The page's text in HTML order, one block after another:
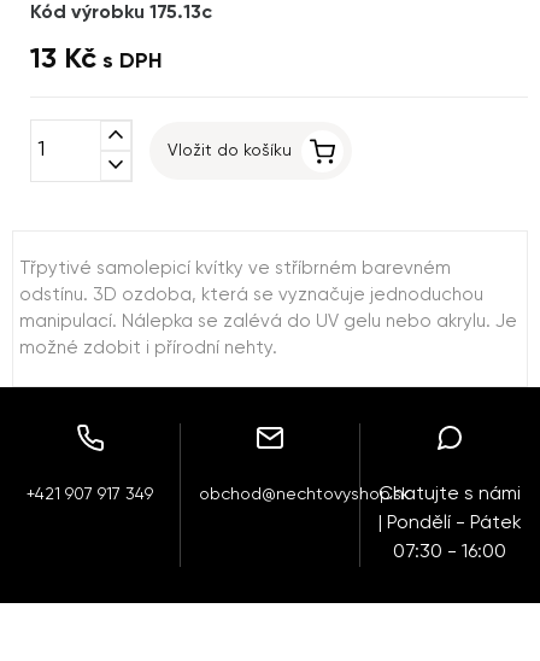
Kód výrobku 175.13c
13 Kč s DPH
expand_less
expand_more
Vložit do košíku
Třpytivé samolepicí kvítky ve stříbrném barevném
odstínu. 3D ozdoba, která se vyznačuje jednoduchou
manipulací. Nálepka se zalévá do UV gelu nebo akrylu. Je
možné zdobit i přírodní nehty.
+421 907 917 349 obchod@nechtovyshop.skChatujte s námi
| Pondělí - Pátek
07:30 - 16:00